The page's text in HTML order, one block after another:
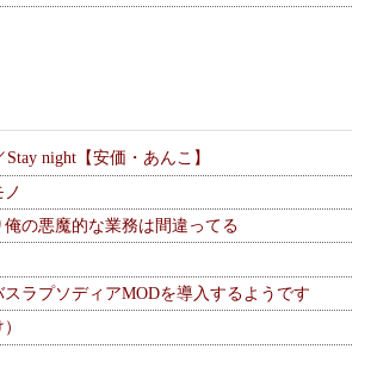
Stay night【安価・あんこ】
の悪魔的な業務は間違ってる
ラプソディアMODを導入するようです